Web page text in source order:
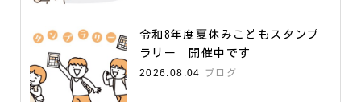
令和8年度夏休みこどもスタンプ
ラリー 開催中です
2026.08.04
ブログ